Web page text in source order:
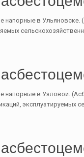
напорные в Ульяновске.
напорные в Узловой.